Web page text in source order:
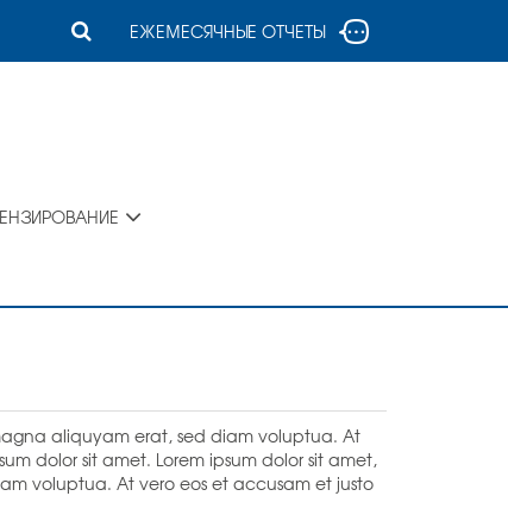
ЕЖЕМЕСЯЧНЫЕ ОТЧЕТЫ
aliquyam erat, sed diam voluptua. At
dolor sit amet. Lorem ipsum dolor sit amet,
voluptua. At vero eos et accusam et justo